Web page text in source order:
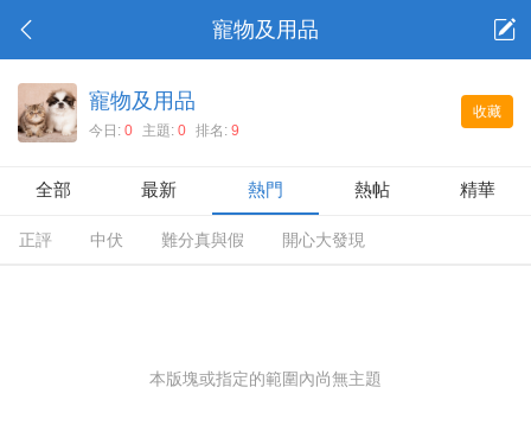
寵物及用品
收藏
寵物及用品
今日: 0 主題: 0 排名: 9
全部 最新 熱門 熱帖 精華
正評 中伏 難分真與假 開心大發現
本版塊或指定的範圍內尚無主題